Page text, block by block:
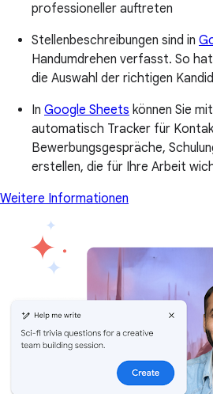
professioneller auftreten
Stellenbeschreibungen sind in
Handumdrehen verfasst. So
die Auswahl der richtigen
In Google Sheets können Sie
automatisch Tracker für
Bewerbungsgespräche,
erstellen, die für Ihre Arbeit
Weitere Informationen